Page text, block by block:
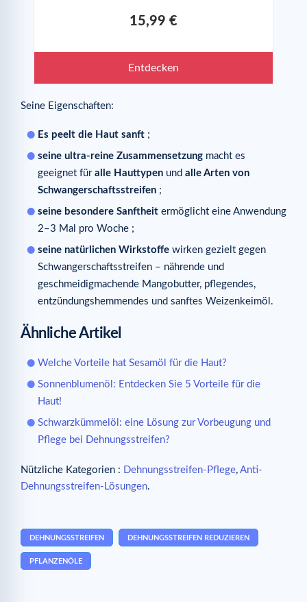
15,99 €
Entdecken
Seine Eigenschaften:
Es peelt die Haut sanft ;
seine ultra-reine Zusammensetzung macht es
geeignet für alle Hauttypen und alle Arten von
Schwangerschaftsstreifen ;
seine besondere Sanftheit ermöglicht eine Anwendung
2–3 Mal pro Woche ;
seine natürlichen Wirkstoffe wirken gezielt gegen
Schwangerschaftsstreifen – nährende und
geschmeidigmachende Mangobutter, pflegendes,
entzündungshemmendes und sanftes Weizenkeimöl.
Ähnliche Artikel
Welche Vorteile hat Sesamöl für die Haut?
Sonnenblumenöl: Entdecken Sie 5 Vorteile für die
Haut!
Schwarzkümmelöl: eine Lösung zur Vorbeugung und
Pflege bei Dehnungsstreifen?
Nützliche Kategorien : Dehnungsstreifen-Pflege, Anti-
Dehnungsstreifen-Lösungen.
DEHNUNGSSTREIFEN DEHNUNGSSTREIFEN REDUZIEREN
PFLANZENÖLE